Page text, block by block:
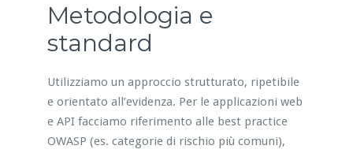
Metodologia e
standard
Utilizziamo un approccio strutturato, ripetibile
e orientato all’evidenza. Per le applicazioni web
e API facciamo riferimento alle best practice
OWASP (es. categorie di rischio più comuni),